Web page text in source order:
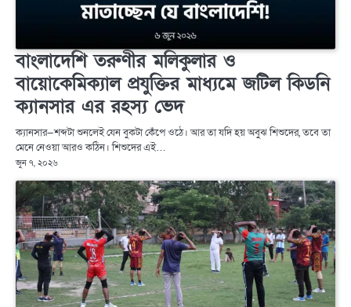
বাংলাদেশি তরুণীর মলিকুলার ও
বায়োকেমিক্যাল প্রযুক্তির মাধ্যমে জটিল কিডনি
ক্যানসার এর রহস্য ভেদ
ক্যানসার—শব্দটা শুনলেই যেন বুকটা কেঁপে ওঠে। আর তা যদি হয় অবুঝ শিশুদের, তবে তা
মেনে নেওয়া আরও কঠিন। শিশুদের এই…
জুন ৭, ২০২৬